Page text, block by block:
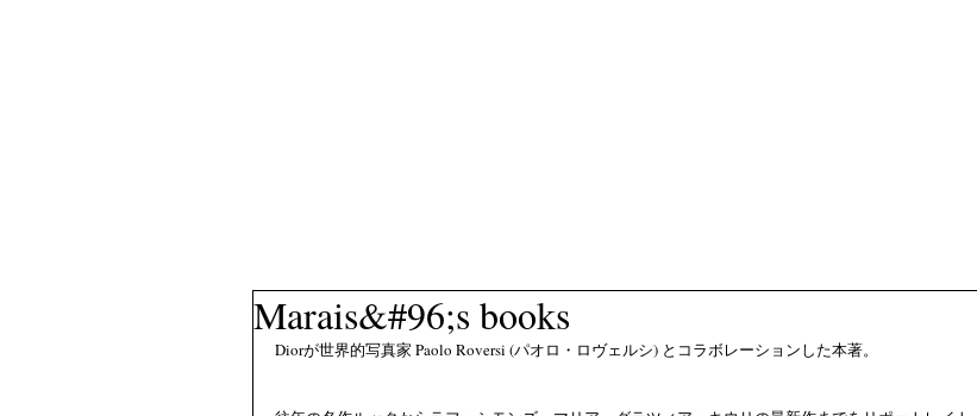
Marais&#96;s books
Diorが世界的写真家 Paolo Roversi (パオロ・ロヴェルシ) とコラボレーションした本著。